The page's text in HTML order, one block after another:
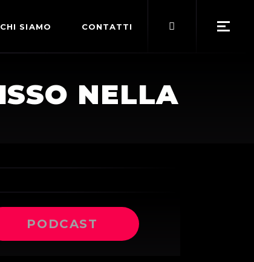
CHI SIAMO
TERMINI DI SERVIZIO
CONTATTI
NELLA
PODCAST